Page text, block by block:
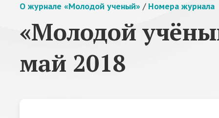
О журнале «Молодой ученый» / Номера журнала
«Молодой
май 2018